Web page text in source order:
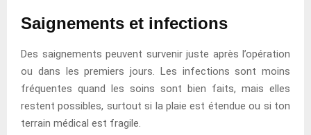
Saignements et infections
Des saignements peuvent survenir juste après l’opération
ou dans les premiers jours. Les infections sont moins
fréquentes quand les soins sont bien faits, mais elles
restent possibles, surtout si la plaie est étendue ou si ton
terrain médical est fragile.